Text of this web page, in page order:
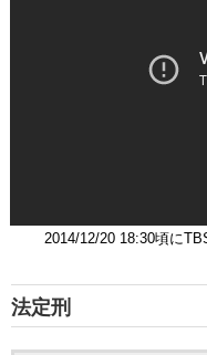
2014/12/20 18:30頃に
法定刑